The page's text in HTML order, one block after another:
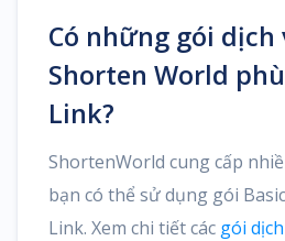
Có những gói dịch
Shorten World
Link?
ShortenWorld cung cấp
bạn có thể sử dụng gói
Link. Xem chi tiết các gói